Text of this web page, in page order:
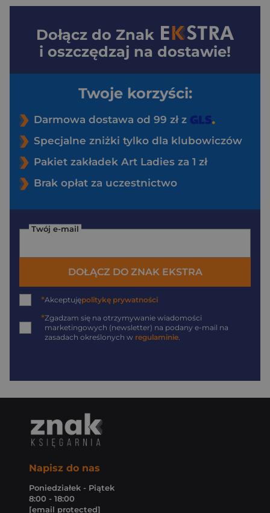
Dołącz do Znak
i oszczędzaj na dostawie!
Twoje korzyści:
Darmowa dostawa od 99 zł z
Specjalne zniżki tylko dla klubowiczów
Pakiet zakładek Art Ladies za 1 zł
Brak opłat za uczestnictwo
Twój e-mail
DOŁĄCZ DO ZNAK EKSTRA
*Akceptujępolitykę prywatności
*Zgadzam się na otrzymywanie wiadomości
marketingowych (newsletter) na podany e-mail na
zasadach określonych w regulaminie
Napisz do nas
Poniedziałek - Piątek
8:00 - 18:00
[email protected]